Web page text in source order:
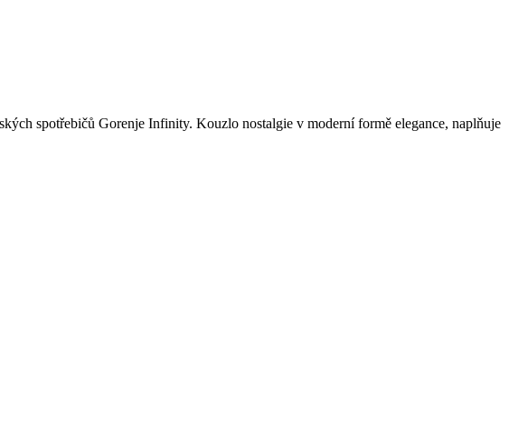
spotřebičů Gorenje Infinity. Kouzlo nostalgie v moderní formě elegance, naplňuje